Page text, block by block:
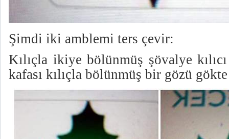
Şimdi iki amblemi ters çevir:
Kılıçla ikiye bölünmüş şövalye
kafası kılıçla bölünmüş bir gözü